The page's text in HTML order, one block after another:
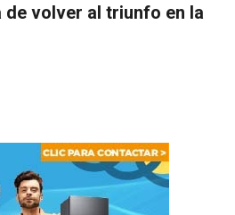
de volver al triunfo en la